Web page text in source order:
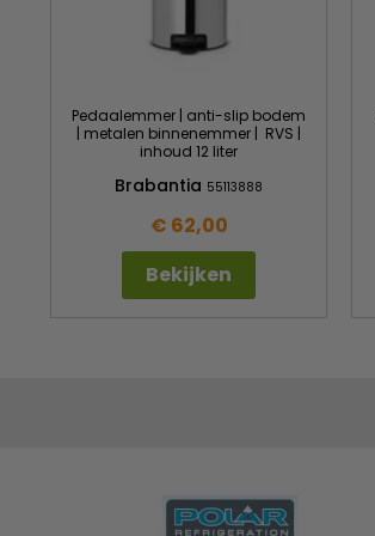
Pedaalemmer | anti-slip bodem
| metalen binnenemmer | RVS |
inhoud 12 liter
Brabantia 55113888
€ 62,00
Bekijken